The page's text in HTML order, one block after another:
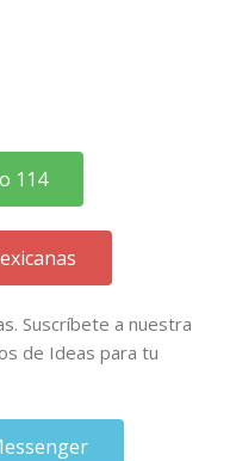
114
Suscríbete a nuestra
de Ideas para tu